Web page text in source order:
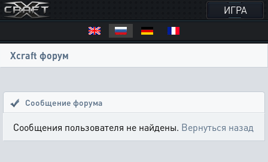
ИГРА
Xcraft форум
Сообщение форума
Сообщения пользователя не найдены. Вернуться назад